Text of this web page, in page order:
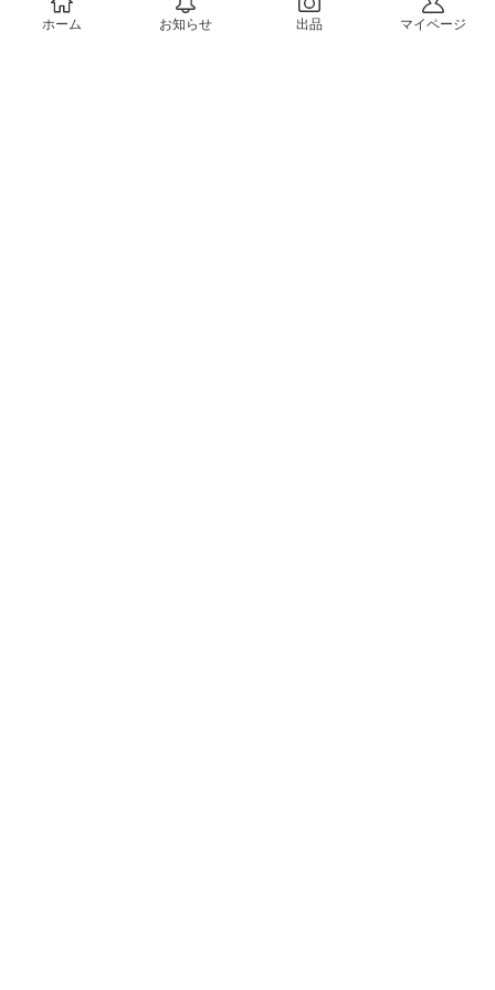
会社概要（運営会社）
ホーム お知らせ 出品 マイページ